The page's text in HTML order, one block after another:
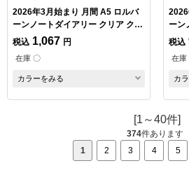
2026年3月始まり 月間 A5 ロルバ
ーンノートダイアリー クリア クリ
アピンク
税込 1,067 円
在庫 〇
カラーをみる
ーン
税込
在庫
カ
[1～40件]
374件あります
1
2 3 4 5